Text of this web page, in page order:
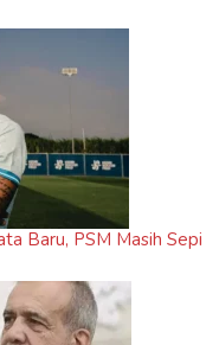
Baru, PSM Masih Sepi